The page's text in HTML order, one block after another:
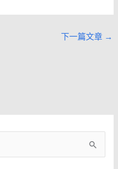
下一篇文章 →